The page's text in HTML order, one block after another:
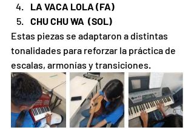
LA VACA LOLA (FA)
CHU CHU WA  (SOL)
Estas piezas se adaptaron a distintas
tonalidades para reforzar la práctica de
escalas, armonías y transiciones.